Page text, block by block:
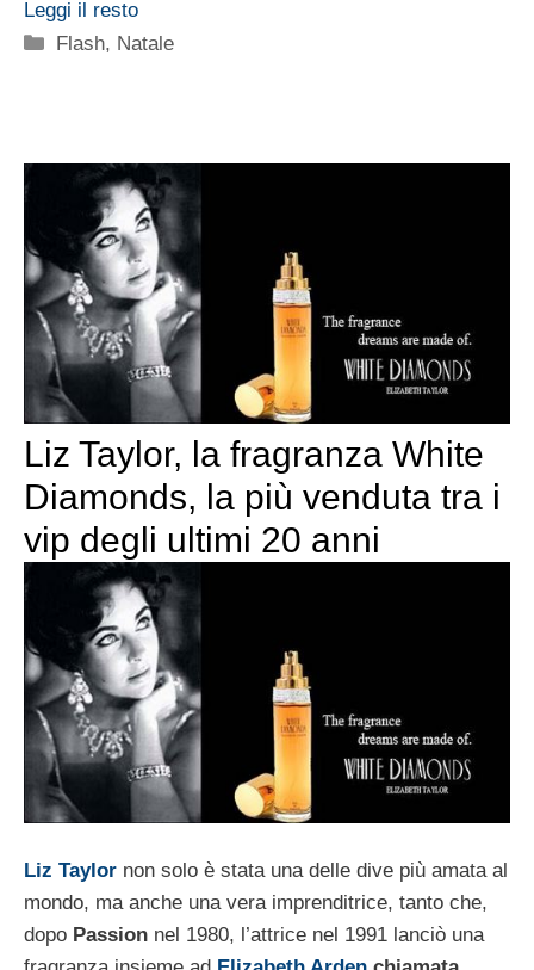
Leggi il resto
Categorie
Flash, Natale
Liz Taylor, la fragranza White
Diamonds, la più venduta tra i
vip degli ultimi 20 anni
Liz Taylor non solo è stata una delle dive più amata al
mondo, ma anche una vera imprenditrice, tanto che,
dopo Passion nel 1980, l’attrice nel 1991 lanciò una